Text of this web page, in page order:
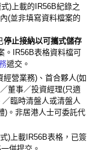
)上載的IR56B紀錄之
(並非填寫資料檔案的
停止接納以可攜式儲存
。IR56B表格資料檔可
遞交。
經營業務)、首合夥人(如
董事／投資經理(只適
臨時清盤人或清盤人
)。非居港人士可委託代
)上載IR56B表格，已簽